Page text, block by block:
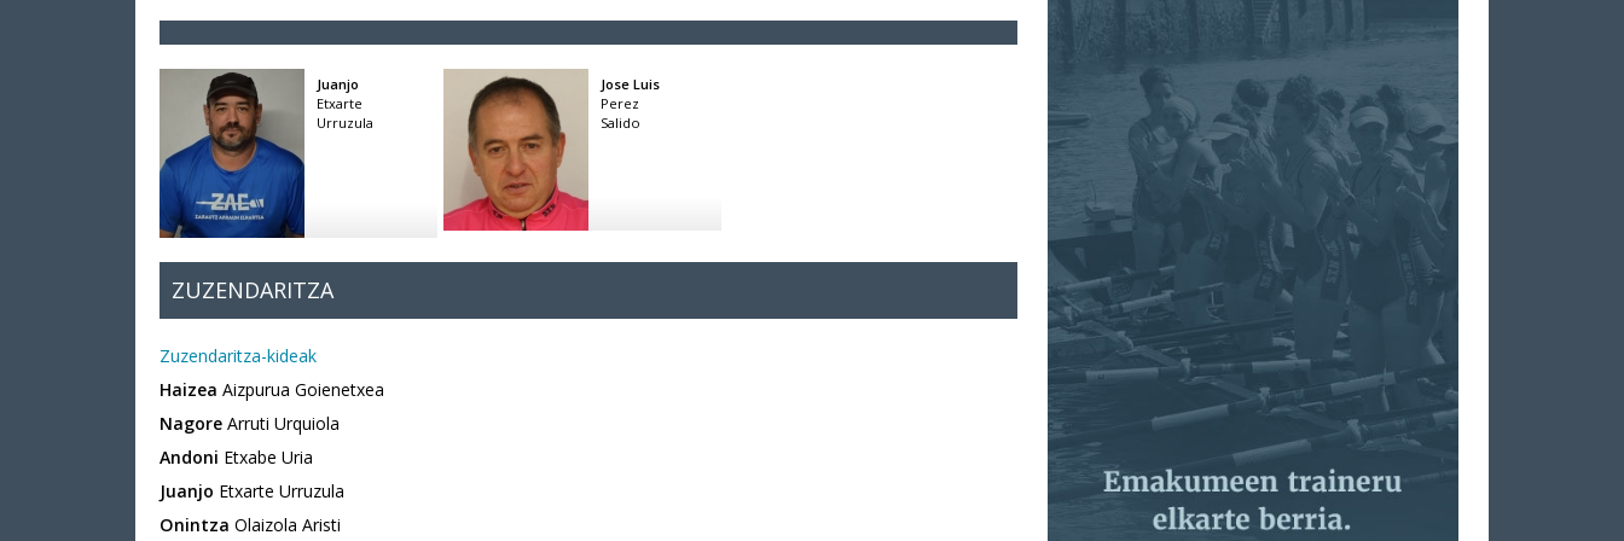
Juanjo
Etxarte
Urruzula
Jose Luis
Perez
Salido
ZUZENDARITZA
Zuzendaritza-kideak
Haizea Aizpurua Goienetxea
Nagore Arruti Urquiola
Andoni Etxabe Uria
Juanjo Etxarte Urruzula
Onintza Olaizola Aristi